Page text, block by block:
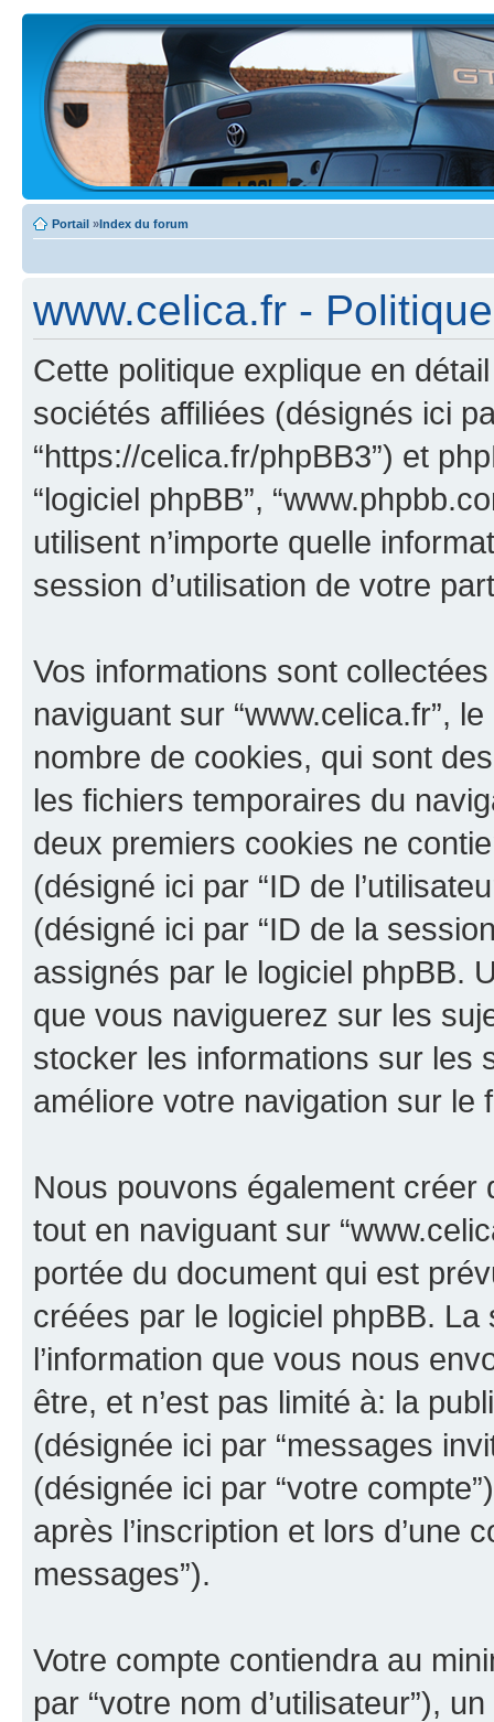
Portail »Index du forum
www.celica.fr -
Cette politique explique en
sociétés affiliées (désignés ici
“https://celica.fr/phpBB3”) et
“logiciel phpBB”,
utilisent n’importe quelle
session d’utilisation de votre
Vos informations sont
naviguant sur “www.celica.fr”,
nombre de cookies, qui sont
les fichiers temporaires du
deux premiers cookies ne
(désigné ici par “ID de
(désigné ici par “ID de la
assignés par le logiciel phpBB.
que vous naviguerez sur les
stocker les informations sur les
améliore votre navigation sur le
Nous pouvons également
tout en naviguant sur
portée du document qui est
créées par le logiciel phpBB.
l’information que vous nous
être, et n’est pas limité à: la
(désignée ici par “messages
(désignée ici par “votre
après l’inscription et lors d’une
messages”).
Votre compte contiendra au
par “votre nom d’utilisateur”),